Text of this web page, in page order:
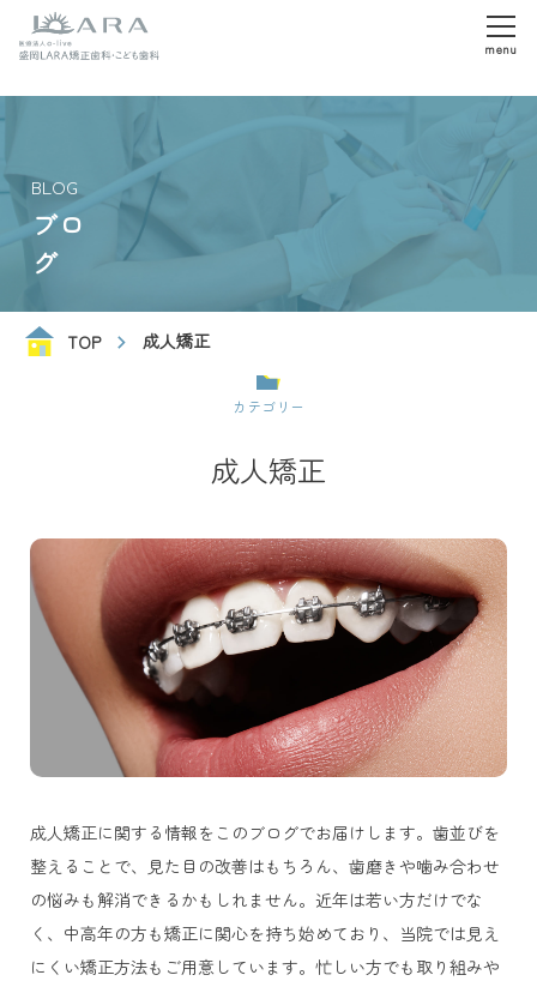
menu
BLOG
ブロ
グ
TOP 成人矯正
カテゴリー
成人矯正
成人矯正に関する情報をこのブログでお届けします。歯並びを
整えることで、見た目の改善はもちろん、歯磨きや噛み合わせ
の悩みも解消できるかもしれません。近年は若い方だけでな
く、中高年の方も矯正に関心を持ち始めており、当院では見え
にくい矯正方法もご用意しています。忙しい方でも取り組みや